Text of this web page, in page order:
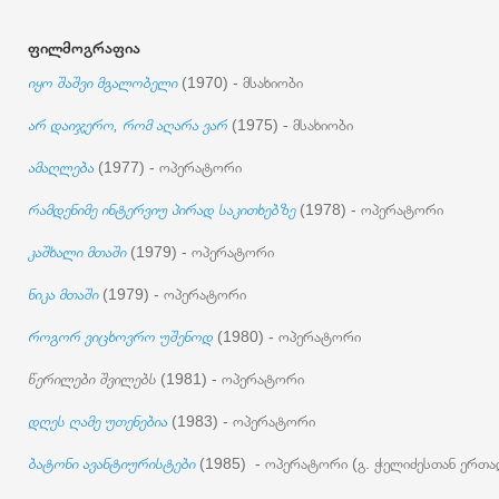
ფილმოგრაფია
იყო შაშვი მგალობელი (1970) - მსახიობი
არ დაიჯერო, რომ აღარა ვარ (1975) - მსახიობი
ამაღლება (1977) - ოპერატორი
რამდენიმე ინტერვიუ პირად საკითხებზე (1978) - ოპერატორი
კაშხალი მთაში (1979) - ოპერატორი
ნიკა მთაში(1979) - ოპერატორი
როგორ ვიცხოვრო უშენოდ (1980) - ოპერატორი
წერილები შვილებს (1981) - ოპერატორი
დღეს ღამე უთენებია (1983) - ოპერატორი
ბატონი ავანტიურისტები (1985) - ოპერატორი (გ. ჭელიძესთან